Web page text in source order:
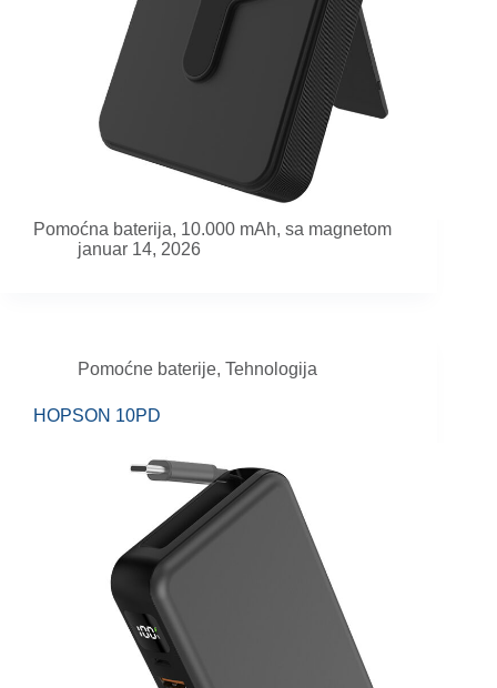
Pomoćna baterija, 10.000 mAh, sa magnetom
januar 14, 2026
Pomoćne baterije, Tehnologija
HOPSON 10PD